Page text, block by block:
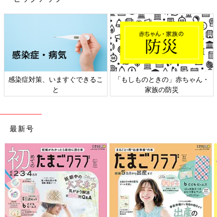
感染症対策、いますぐできるこ
と
「もしものときの」赤ちゃん・
家族の防災
最新号